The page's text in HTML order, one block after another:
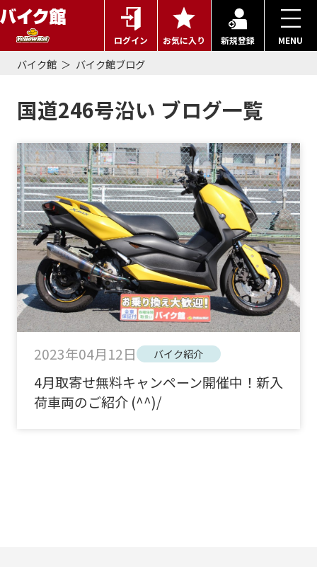
ログイン お気に入り 新規登録 MENU
バイク館 バイク館ブログ
国道246号沿い ブログ一覧
2023年04月12日 バイク紹介
4月取寄せ無料キャンペーン開催中！新入
荷車両のご紹介 (^^)/